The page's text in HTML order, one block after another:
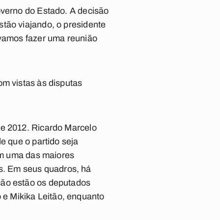
do Estado. A decisão
viajando, o presidente
fazer uma reunião
vistas às disputas
2012. Ricardo Marcelo
que o partido seja
uma das maiores
Em seus quadros, há
estão os deputados
Mikika Leitão, enquanto